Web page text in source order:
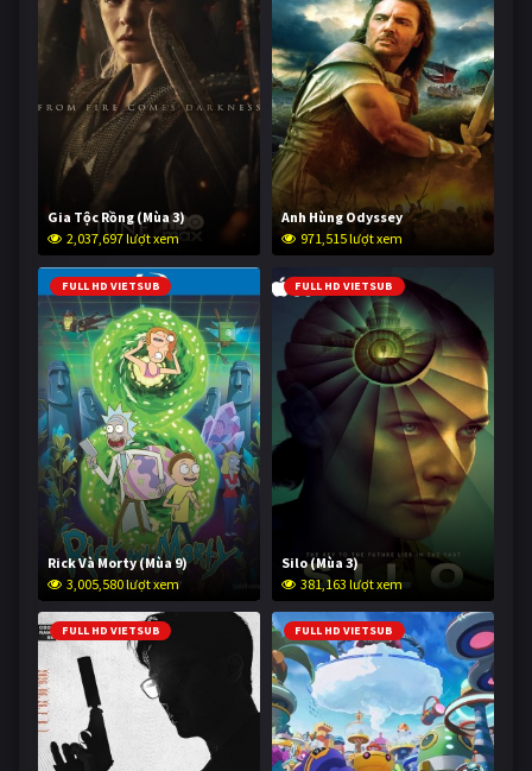
Gia Tộc Rồng (Mùa 3)
2,037,697 lượt xem
Anh Hùng Odyssey
971,515 lượt xem
FULL HD VIETSUB
Rick Và Morty (Mùa 9)
3,005,580 lượt xem
FULL HD VIETSUB
Silo (Mùa 3)
381,163 lượt xem
FULL HD VIETSUB FULL HD VIETSUB